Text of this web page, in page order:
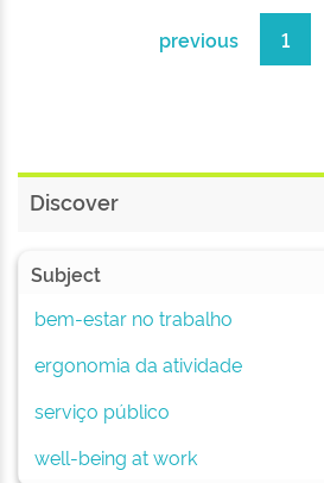
previous 1
Discover
Subject
bem-estar no trabalho
ergonomia da atividade
serviço público
well-being at work